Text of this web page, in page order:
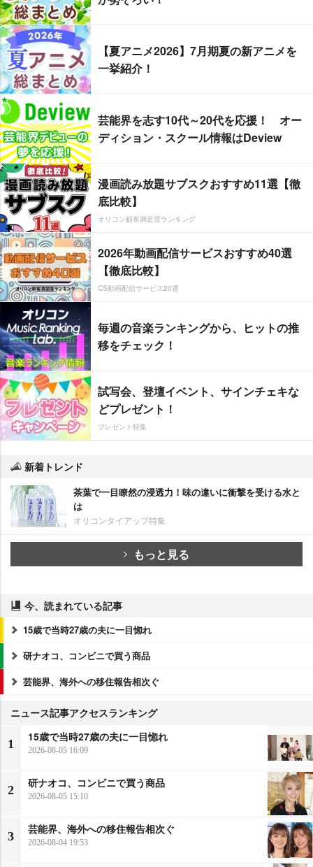
【夏アニメ2026】7月期夏の新アニメを
一挙紹介！
芸能界を志す10代～20代を応援！ オー
ディション・スクール情報はDeview
漫画読み放題サブスクおすすめ11選【徹
底比較】
オリコン顧客満足度ランキング
2026年動画配信サービスおすすめ40選
【徹底比較】
CS動画配信サービス20選
毎週の音楽ランキングから、ヒットの推
移をチェック！
試写会、登壇イベント、サインチェキな
どプレゼント！
プレゼント特集
新着トレンド
茶葉で一目瞭然の浸透力！味の違いに衝撃を受ける水と
は
オリコンタイアップ特集
もっと見る
今、読まれている記事
15歳で当時27歳の夫に一目惚れ
研ナオコ、コンビニで買う商品
芸能界、海外への移住報告相次ぐ
ニュース記事アクセスランキング
1
15歳で当時27歳の夫に一目惚れ
2026-08-05 16:09
2
研ナオコ、コンビニで買う商品
2026-08-05 15:10
3
芸能界、海外への移住報告相次ぐ
2026-08-04 19:53